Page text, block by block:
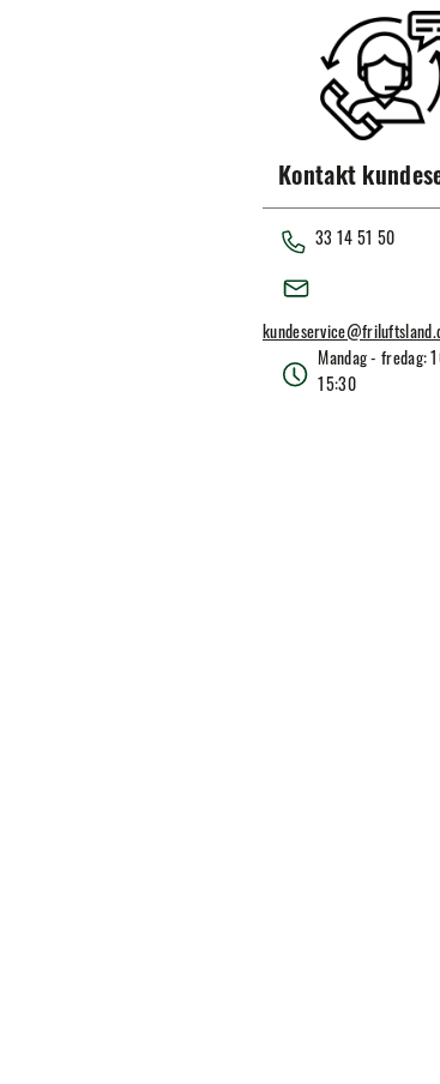
Kontakt
33 14 51 50
Mandag - fredag:
15:30